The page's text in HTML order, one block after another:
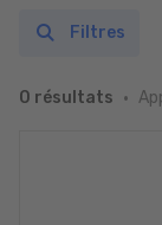
0 résultats
Filtres